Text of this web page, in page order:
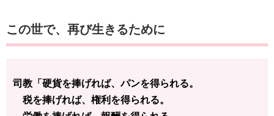
この世で、再び生きるために
司教「硬貨を捧げれば、パンを得られる。
税を捧げれば、権利を得られる。